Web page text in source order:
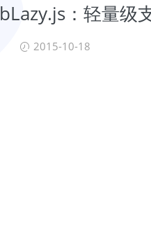
bLazy.js：轻量级
2015-10-18